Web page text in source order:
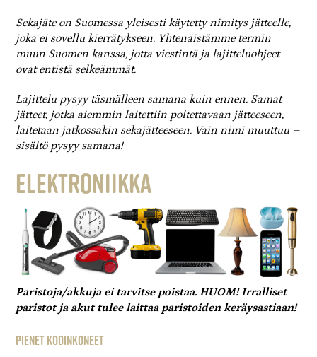
Sekajäte on Suomessa yleisesti käytetty nimitys jätteelle,
joka ei sovellu kierrätykseen. Yhtenäistämme termin
muun Suomen kanssa, jotta viestintä ja lajitteluohjeet
ovat entistä selkeämmät.
Lajittelu pysyy täsmälleen samana kuin ennen. Samat
jätteet, jotka aiemmin laitettiin poltettavaan jätteeseen,
laitetaan jatkossakin sekajätteeseen. Vain nimi muuttuu –
sisältö pysyy samana!
ELEKTRONIIKKA
Paristoja/akkuja ei tarvitse poistaa. HUOM! Irralliset
paristot ja akut tulee laittaa paristoiden keräysastiaan!
Pienet kodinkoneet